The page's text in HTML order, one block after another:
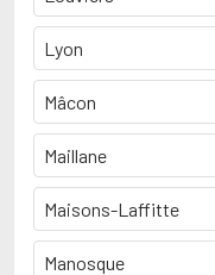
Lyon
Mâcon
Maillane
Maisons-Laffitte
Manosque